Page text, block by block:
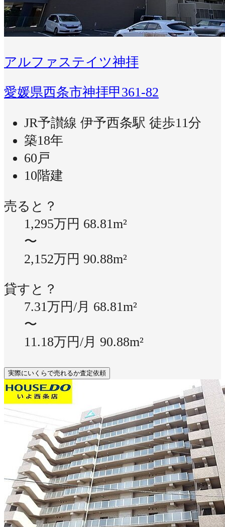
アルファステイツ神拝
愛媛県西条市神拝甲361-82
JR予讃線 伊予西条駅 徒歩11分
築18年
60戸
10階建
売ると？
1,295万円 68.81m²
〜
2,152万円 90.88m²
貸すと？
7.31万円/月 68.81m²
〜
11.18万円/月 90.88m²
実際にいくらで売れるか査定依頼